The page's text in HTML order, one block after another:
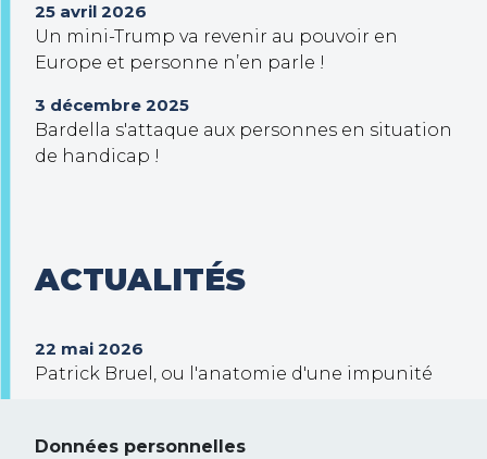
25 avril 2026
Un mini-Trump va revenir au pouvoir en
Europe et personne n’en parle !
3 décembre 2025
Bardella s'attaque aux personnes en situation
de handicap !
ACTUALITÉS
22 mai 2026
Patrick Bruel, ou l'anatomie d'une impunité
Trump veut prendre le contrôle de Gaza !
Données personnelles